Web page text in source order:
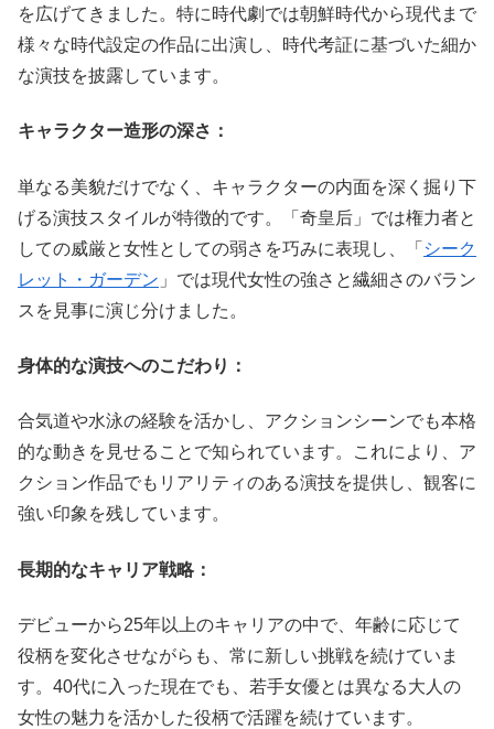
を広げてきました。特に時代劇では朝鮮時代から現代まで
様々な時代設定の作品に出演し、時代考証に基づいた細か
な演技を披露しています。
キャラクター造形の深さ：
単なる美貌だけでなく、キャラクターの内面を深く掘り下
げる演技スタイルが特徴的です。「奇皇后」では権力者と
しての威厳と女性としての弱さを巧みに表現し、「 シーク
レット・ガーデン 」では現代女性の強さと繊細さのバラン
スを見事に演じ分けました。
身体的な演技へのこだわり：
合気道や水泳の経験を活かし、アクションシーンでも本格
的な動きを見せることで知られています。これにより、ア
クション作品でもリアリティのある演技を提供し、観客に
強い印象を残しています。
長期的なキャリア戦略：
デビューから25年以上のキャリアの中で、年齢に応じて
役柄を変化させながらも、常に新しい挑戦を続けていま
す。40代に入った現在でも、若手女優とは異なる大人の
女性の魅力を活かした役柄で活躍を続けています。